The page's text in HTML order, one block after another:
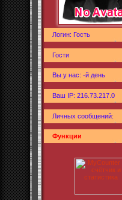
Логин: Гость
Гости
Вы у нас: -й день
Ваш IP: 216.73.217.0
Личных сообщений:
Функции